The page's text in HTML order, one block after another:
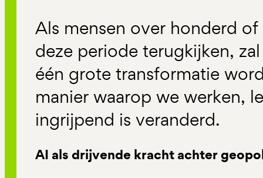
Als mensen over honderd
deze periode terugkijken,
één grote transformatie
manier waarop we werken,
ingrijpend is veranderd.
AI als drijvende kracht achter